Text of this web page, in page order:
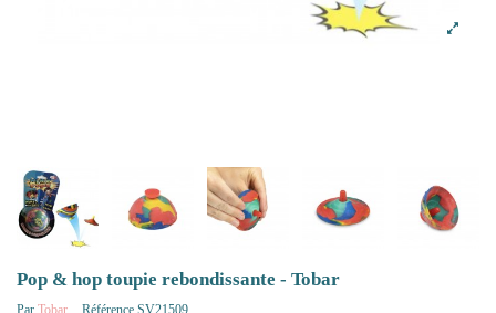
Pop & hop toupie rebondissante - Tobar